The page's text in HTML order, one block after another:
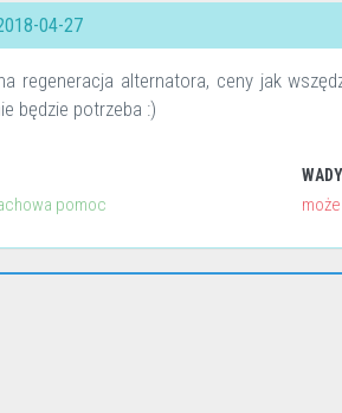
04-27
regeneracja alternatora, ceny jak
będzie potrzeba :)
pomoc
WADY